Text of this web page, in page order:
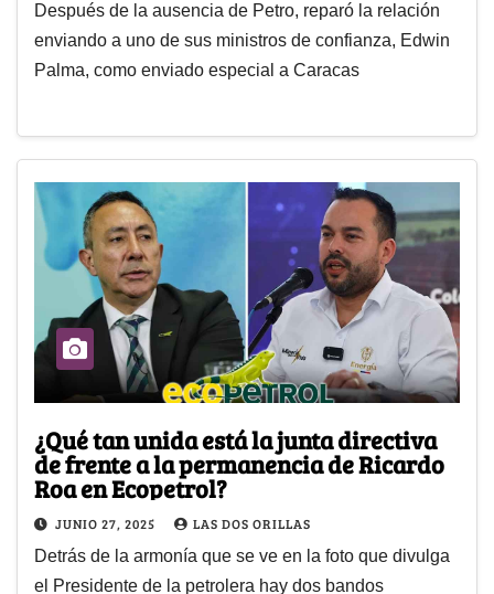
Después de la ausencia de Petro, reparó la relación
enviando a uno de sus ministros de confianza, Edwin
Palma, como enviado especial a Caracas
¿Qué tan unida está la junta directiva
de frente a la permanencia de Ricardo
Roa en Ecopetrol?
JUNIO 27, 2025 LAS DOS ORILLAS
Detrás de la armonía que se ve en la foto que divulga
el Presidente de la petrolera hay dos bandos